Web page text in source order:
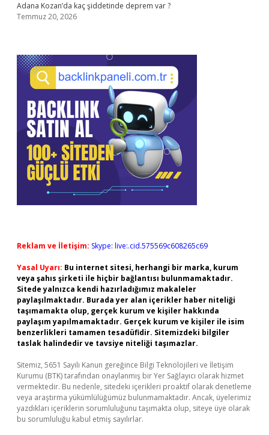
Adana Kozan’da kaç şiddetinde deprem var ?
Temmuz 20, 2026
Reklam ve İletişim: Skype: live:.cid.575569c608265c69
Yasal Uyarı: Bu internet sitesi, herhangi bir marka, kurum
veya şahıs şirketi ile hiçbir bağlantısı bulunmamaktadır.
Sitede yalnızca kendi hazırladığımız makaleler
paylaşılmaktadır. Burada yer alan içerikler haber niteliği
taşımamakta olup, gerçek kurum ve kişiler hakkında
paylaşım yapılmamaktadır. Gerçek kurum ve kişiler ile isim
benzerlikleri tamamen tesadüfidir. Sitemizdeki bilgiler
taslak halindedir ve tavsiye niteliği taşımazlar.
Sitemiz, 5651 Sayılı Kanun gereğince Bilgi Teknolojileri ve İletişim
Kurumu (BTK) tarafından onaylanmış bir Yer Sağlayıcı olarak hizmet
vermektedir. Bu nedenle, sitedeki içerikleri proaktif olarak denetleme
veya araştırma yükümlülüğümüz bulunmamaktadır. Ancak, üyelerimiz
yazdıkları içeriklerin sorumluluğunu taşımakta olup, siteye üye olarak
bu sorumluluğu kabul etmiş sayılırlar.